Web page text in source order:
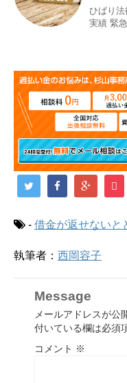
ひばり
実績 緊
- 借金が返せないと
執筆者： 西岡容子
Message
メールアドレスが公
付いている欄は必須
コメント ※